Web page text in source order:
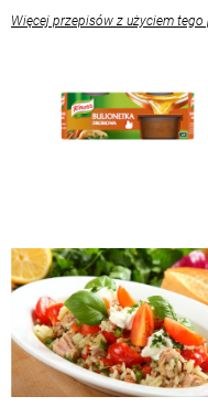
Więcej przepisów z użyciem tego